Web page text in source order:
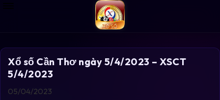
Xổ số Cần Thơ ngày 5/4/2023 – XSCT
5/4/2023
05/04/2023